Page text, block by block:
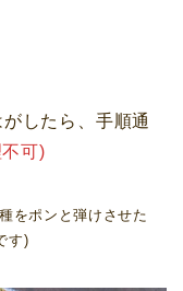
したら、手順通
可)
をポンと弾けさせた
す)